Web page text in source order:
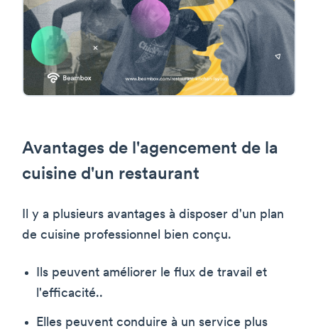
Avantages de l'agencement de la
cuisine d'un restaurant
Il y a plusieurs avantages à disposer d'un plan
de cuisine professionnel bien conçu.
Ils peuvent améliorer le flux de travail et
l'efficacité..
Elles peuvent conduire à un service plus